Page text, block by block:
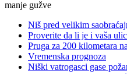
Niš pred velikim
Proverite da li je i vaša
Pruga za 200 kilometara
Vremenska prognoza
Niški vatrogasci gase